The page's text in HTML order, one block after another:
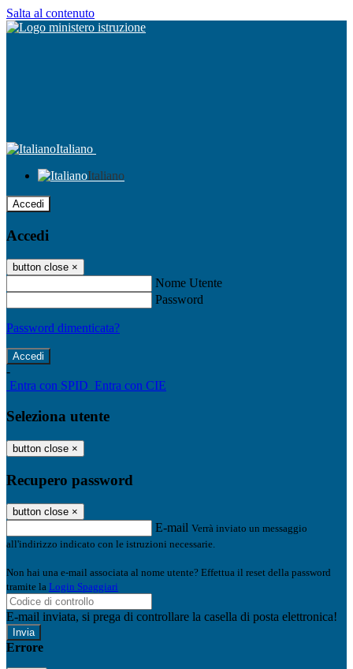
Salta al contenuto
Italiano
Italiano
Accedi
Accedi
button close ×
Nome Utente
Password
Password dimenticata?
-
Entra con SPID Entra con CIE
Seleziona utente
button close ×
Recupero password
button close ×
E-mail Verrà inviato un messaggio
all'indirizzo indicato con le istruzioni necessarie.
Non hai una e-mail associata al nome utente? Effettua il reset della password
tramite la Login Spaggiari
E-mail inviata, si prega di controllare la casella di posta elettronica!
Errore